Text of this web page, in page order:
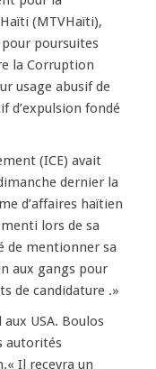
(MTVHaïti),
poursuites
la Corruption
usage abusif de
d’expulsion fondé
(ICE) avait
dernier la
d’affaires haïtien
lors de sa
de mentionner sa
aux gangs pour
de candidature .»
USA. Boulos
autorités
Il recevra un